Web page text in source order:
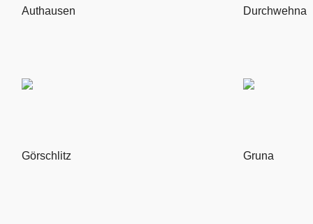
Authausen Durchwehna
Görschlitz Gruna